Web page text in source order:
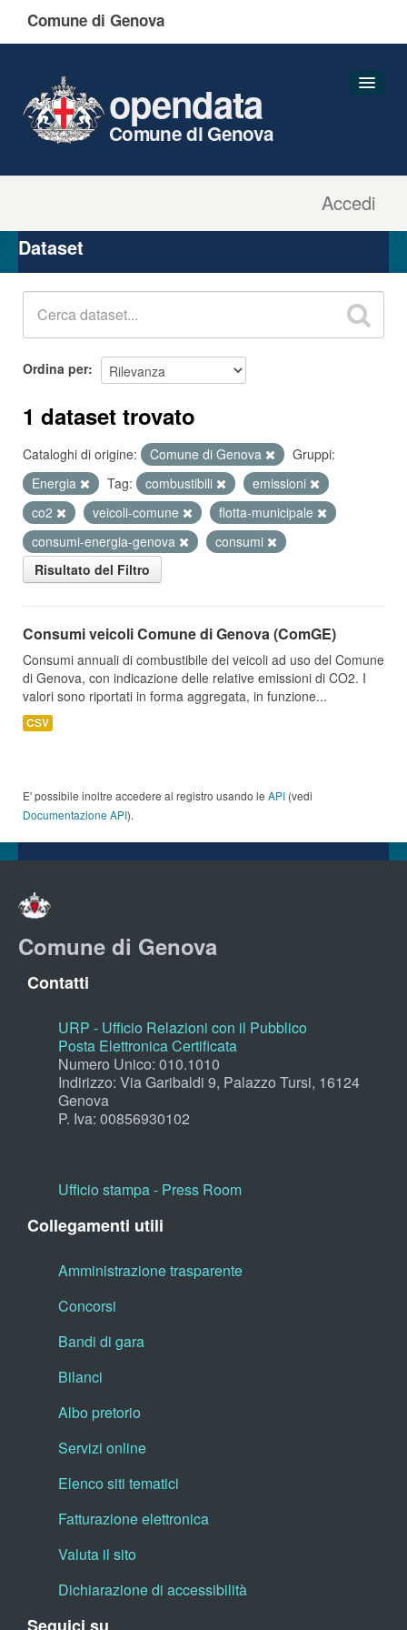
Comune di Genova
Accedi
opendata
Comune di Genova
Organizzazioni
Gruppi
Dataset
Ordina per
1 dataset trovato
Cataloghi di origine: Comune di Genova
Gruppi:
Energia
Tag: combustibili
emissioni
co2
veicoli-comune
flotta-municipale
consumi-energia-genova
consumi
Risultato del Filtro
Consumi veicoli Comune di Genova (ComGE)
Consumi annuali di combustibile dei veicoli ad uso del Comune
di Genova, con indicazione delle relative emissioni di CO2. I
valori sono riportati in forma aggregata, in funzione...
CSV
E' possibile inoltre accedere al registro usando le API (vedi
Documentazione API).
Comune di Genova
Contatti
URP - Ufficio Relazioni con il Pubblico
Posta Elettronica Certificata
Numero Unico: 010.1010
Indirizzo: Via Garibaldi 9, Palazzo Tursi, 16124
Genova
P. Iva: 00856930102
Ufficio stampa - Press Room
Collegamenti utili
Amministrazione trasparente
Concorsi
Bandi di gara
Bilanci
Albo pretorio
Servizi online
Elenco siti tematici
Fatturazione elettronica
Valuta il sito
Dichiarazione di accessibilità